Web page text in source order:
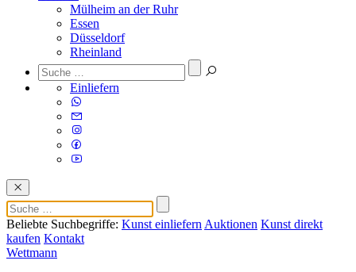
Mülheim an der Ruhr
Essen
Düsseldorf
Rheinland
Einliefern
Beliebte Suchbegriffe: Kunst einliefern Auktionen Kunst direkt
kaufen Kontakt
Wettmann